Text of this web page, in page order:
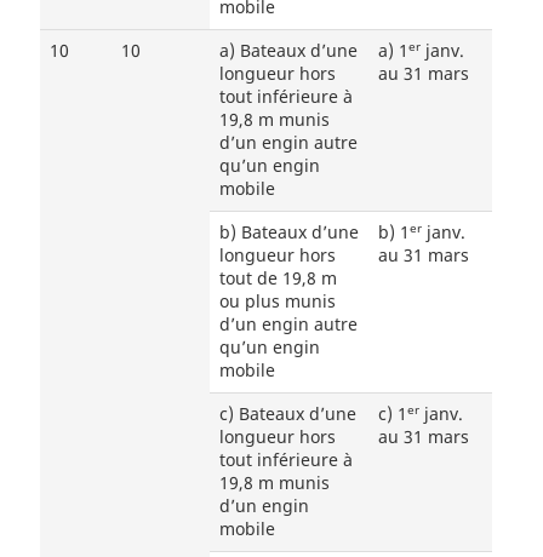
mobile
10 10
a) Bateaux d’une
longueur hors
tout inférieure à
19,8 m munis
d’un engin autre
qu’un engin
mobile
a) 1 er janv.
au 31 mars
b) Bateaux d’une
longueur hors
tout de 19,8 m
ou plus munis
d’un engin autre
qu’un engin
mobile
b) 1 er janv.
au 31 mars
c) Bateaux d’une
longueur hors
tout inférieure à
19,8 m munis
d’un engin
mobile
c) 1 er janv.
au 31 mars